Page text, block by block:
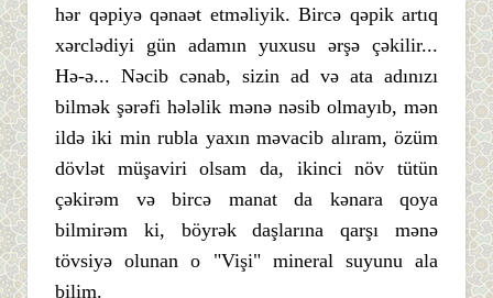
hər qəpiyə qənaət etməliyik. Bircə qəpik artıq
xərclədiyi gün adamın yuxusu ərşə çəkilir...
Hə-ə... Nəcib cənab, sizin ad və ata adınızı
bilmək şərəfi hələlik mənə nəsib olmayıb, mən
ildə iki min rubla yaxın məvacib alıram, özüm
dövlət müşaviri olsam da, ikinci növ tütün
çəkirəm və bircə manat da kənara qoya
bilmirəm ki, böyrək daşlarına qarşı mənə
tövsiyə olunan o "Vişi" mineral suyunu ala
bilim.